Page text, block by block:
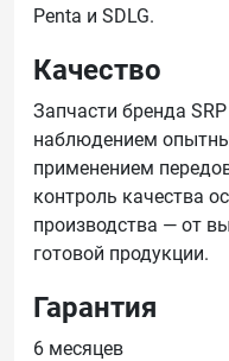
Penta и SDLG.
Качество
Запчасти бренда
наблюдением
применением
контроль качества
производства — от
готовой продукции.
Гарантия
6 месяцев